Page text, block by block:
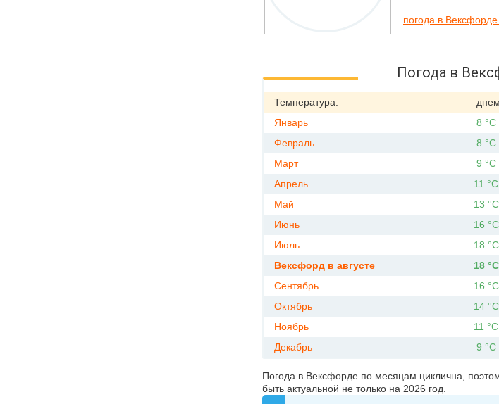
погода в
Погода в
Температура: днем
Январь
8 °C
Февраль
8 °C
Март
9 °C
Апрель
11 °C
Май
13 °C
Июнь
16 °C
Июль
18 °C
Вексфорд в августе
18 °C
Сентябрь
16 °C
Октябрь
14 °C
Ноябрь
11 °C
Декабрь
9 °C
Погода в Вексфорде по месяцам циклична,
быть актуальной не только на 2026 год.